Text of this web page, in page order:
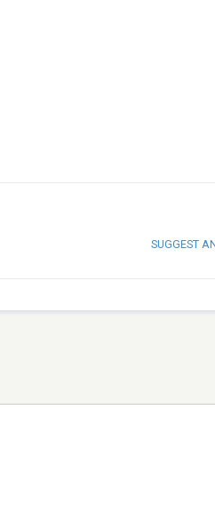
SUGGEST